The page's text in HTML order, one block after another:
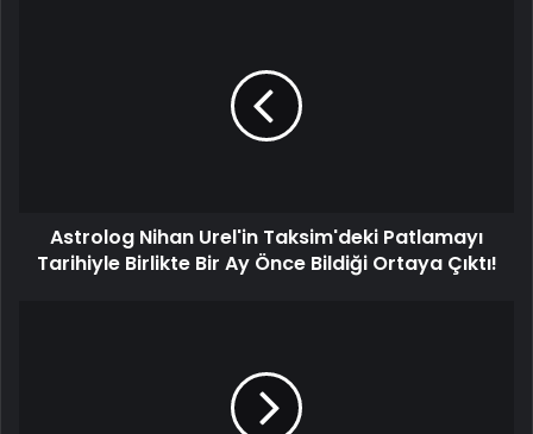
Astrolog Nihan Urel'in Taksim'deki Patlamayı
Tarihiyle Birlikte Bir Ay Önce Bildiği Ortaya Çıktı!